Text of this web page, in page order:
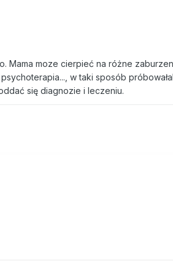
Mama moze cierpieć na różne
w taki sposób
się diagnozie i leczeniu.